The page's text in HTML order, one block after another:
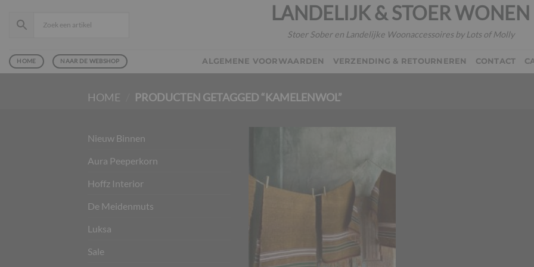
naar
LANDELIJK & STOER WONEN
Stoer Sober en Landelijke Woonaccessoires by Lots of Molly
HOME NAAR DE WEBSHOP ALGEMENE VOORWAARDEN VERZENDING & RETOURNEREN CONTACT
HOME PRODUCTEN GETAGGED “KAMELENWOL”
Nieuw Binnen
Aura Peeperkorn
Hoffz Interior
De Meidenmuts
Luksa
Sale